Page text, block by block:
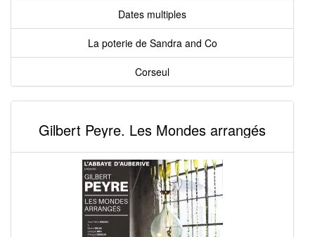
Dates multiples
La poterie de Sandra and Co
Corseul
Gilbert Peyre. Les Mondes arrangés